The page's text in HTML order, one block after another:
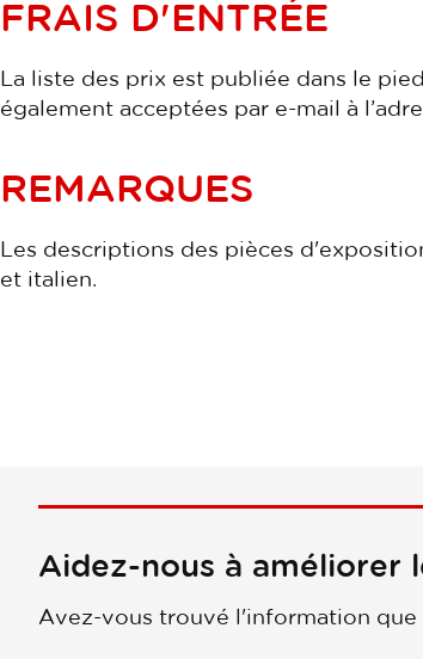
FRAIS D'ENTRÉE
La liste des prix est publiée dans le
également acceptées par e-mail à
REMARQUES
Les descriptions des pièces
et italien.
Aidez-nous à améliorer
Avez-vous trouvé l'information que